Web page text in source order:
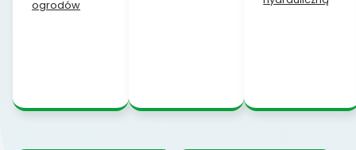
ogrodów